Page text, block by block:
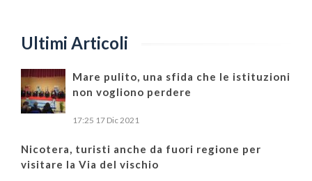
Ultimi Articoli
Mare pulito, una sfida che le istituzioni
non vogliono perdere
17:25 17 Dic 2021
Nicotera, turisti anche da fuori regione per
visitare la Via del vischio